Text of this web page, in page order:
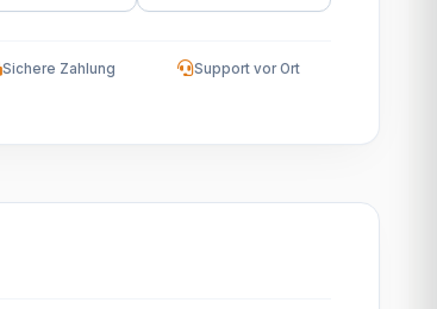
Sichere Zahlung Support vor Ort